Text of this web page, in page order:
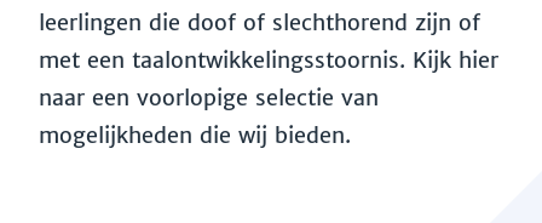
leerlingen die doof of slechthorend zijn of
met een taalontwikkelingsstoornis. Kijk hier
naar een voorlopige selectie van
mogelijkheden die wij bieden.